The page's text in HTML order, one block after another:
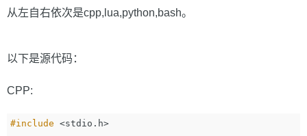
从左自右依次是cpp,lua,python,bash。
以下是源代码：
CPP:
#include <stdio.h>